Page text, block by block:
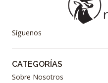
Síguenos
CATEGORÍAS
Sobre Nosotros